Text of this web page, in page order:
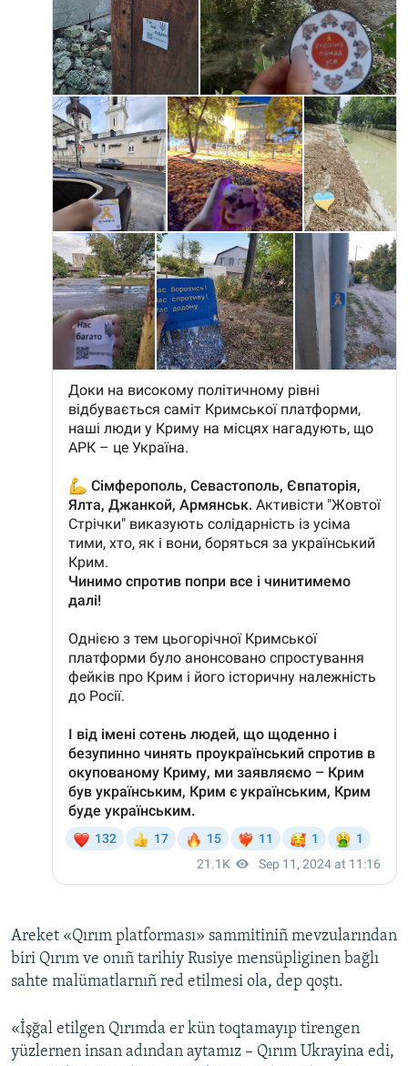
Areket «Qırım platforması» sammitiniñ mevzularından
biri Qırım ve onıñ tarihiy Rusiye mensüpliginen bağlı
sahte malümatlarnıñ red etilmesi ola, dep qoştı.
«İşğal etilgen Qırımda er kün toqtamayıp tirengen
yüzlernen insan adından aytamız – Qırım Ukrayina edi,